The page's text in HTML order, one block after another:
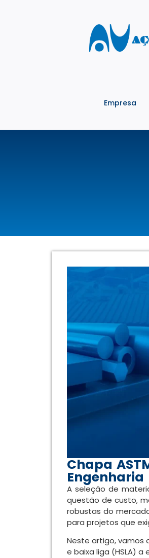
Empresa
Chapa
Engenharia
A seleção de
questão de custo,
robustas do
para projetos que
Neste artigo, vamos
e baixa liga (HSLA)